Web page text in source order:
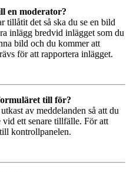
en moderator?
tillåtit det så ska du se en bild
inlägg bredvid inlägget som du
bild och du kommer att
för att rapportera inlägget.
till för?
av meddelanden så att du
ett senare tillfälle. För att
kontrollpanelen.